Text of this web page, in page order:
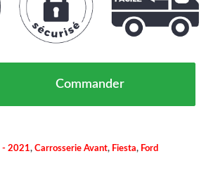
Commander
- 2021, Carrosserie Avant, Fiesta, Ford